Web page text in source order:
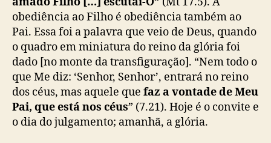
obediência ao Filho é obediência também ao
Pai. Essa foi a palavra que veio de Deus, quando
o quadro em miniatura do reino da glória foi
dado [no monte da transfiguração]. “Nem todo o
que Me diz: ‘Senhor, Senhor’, entrará no reino
dos céus, mas aquele que faz a vontade de Meu
Pai, que está nos céus” (7.21). Hoje é o convite e
o dia do julgamento; amanhã, a glória.